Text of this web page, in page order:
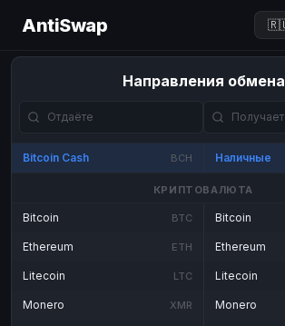
AntiSwap
Направления обмена
Bitcoin Cash BCH Наличные
КРИПТОВАЛЮТА
Bitcoin BTC
Ethereum ETH
Litecoin LTC
Monero XMR
Bitcoin
Ethereum
Litecoin
Monero